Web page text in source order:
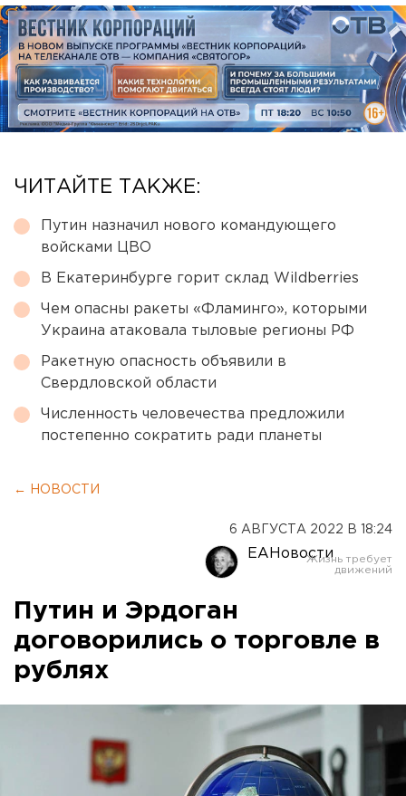
ЧИТАЙТЕ ТАКЖЕ:
Путин назначил нового командующего
войсками ЦВО
В Екатеринбурге горит склад Wildberries
Чем опасны ракеты «Фламинго», которыми
Украина атаковала тыловые регионы РФ
Ракетную опасность объявили в
Свердловской области
Численность человечества предложили
постепенно сократить ради планеты
← НОВОСТИ
6 АВГУСТА 2022 В 18:24
ЕАНовости
Путин и Эрдоган
договорились о торговле в
рублях